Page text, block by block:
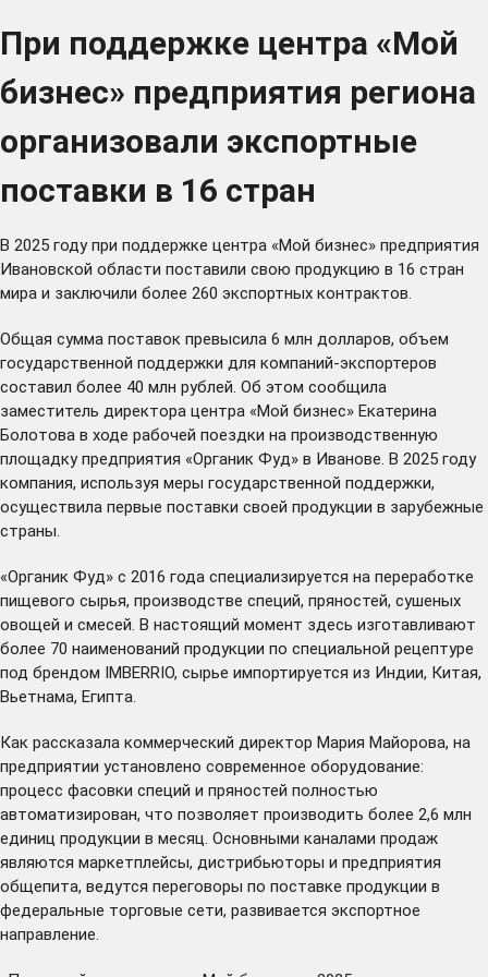
При поддержке центра «Мой
бизнес» предприятия региона
организовали экспортные
поставки в 16 стран
В 2025 году при поддержке центра «Мой бизнес» предприятия
Ивановской области поставили свою продукцию в 16 стран
мира и заключили более 260 экспортных контрактов.
Общая сумма поставок превысила 6 млн долларов, объем
государственной поддержки для компаний-экспортеров
составил более 40 млн рублей. Об этом сообщила
заместитель директора центра «Мой бизнес» Екатерина
Болотова в ходе рабочей поездки на производственную
площадку предприятия «Органик Фуд» в Иванове. В 2025 году
компания, используя меры государственной поддержки,
осуществила первые поставки своей продукции в зарубежные
страны.
«Органик Фуд» с 2016 года специализируется на переработке
пищевого сырья, производстве специй, пряностей, сушеных
овощей и смесей. В настоящий момент здесь изготавливают
более 70 наименований продукции по специальной рецептуре
под брендом IMBERRIO, сырье импортируется из Индии, Китая,
Вьетнама, Египта.
Как рассказала коммерческий директор Мария Майорова, на
предприятии установлено современное оборудование:
процесс фасовки специй и пряностей полностью
автоматизирован, что позволяет производить более 2,6 млн
единиц продукции в месяц. Основными каналами продаж
являются маркетплейсы, дистрибьюторы и предприятия
общепита, ведутся переговоры по поставке продукции в
федеральные торговые сети, развивается экспортное
направление.